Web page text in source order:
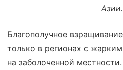
Азии.
Благополучное
только в регионах с
на заболоченной